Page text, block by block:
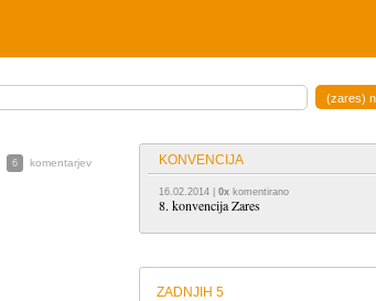
6 komentarjev KONVENCIJA
16.02.2014 0x komentirano
8. konvencija Zares
ZADNJIH 5